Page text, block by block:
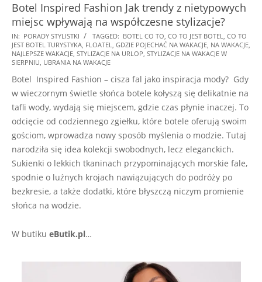
Botel Inspired Fashion Jak trendy z nietypowych
miejsc wpływają na współczesne stylizacje?
2025-
01-
22
IN: PORADY STYLISTKI TAGGED: BOTEL CO TO, CO TO JEST BOTEL, CO TO
JEST BOTEL TURYSTYKA, FLOATEL, GDZIE POJECHAĆ NA WAKACJE, NA WAKACJE,
NAJLEPSZE WAKACJE, STYLIZACJE NA URLOP, STYLIZACJE NA WAKACJE W
SIERPNIU, UBRANIA NA WAKACJE
Botel Inspired Fashion – cisza fal jako inspiracja mody? Gdy
w wieczornym świetle słońca botele kołyszą się delikatnie na
tafli wody, wydają się miejscem, gdzie czas płynie inaczej. To
odcięcie od codziennego zgiełku, które botele oferują swoim
gościom, wprowadza nowy sposób myślenia o modzie. Tutaj
narodziła się idea kolekcji swobodnych, lecz eleganckich.
Sukienki o lekkich tkaninach przypominających morskie fale,
spodnie o luźnych krojach nawiązujących do podróży po
bezkresie, a także dodatki, które błyszczą niczym promienie
słońca na wodzie.
W butiku eButik.pl…